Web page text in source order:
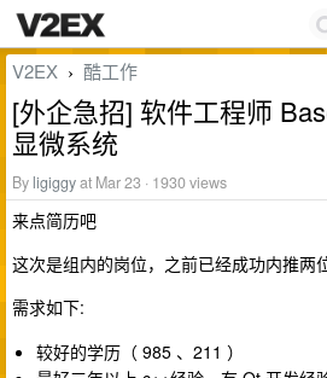
V2EX › 酷工作
[外企急招] 软件工程师
显微系统
By ligiggyat Mar 23 · 1930 views
来点简历吧
这次是组内的岗位，之前已经成功内推两
需求如下:
较好的学历（ 985 、211 ）